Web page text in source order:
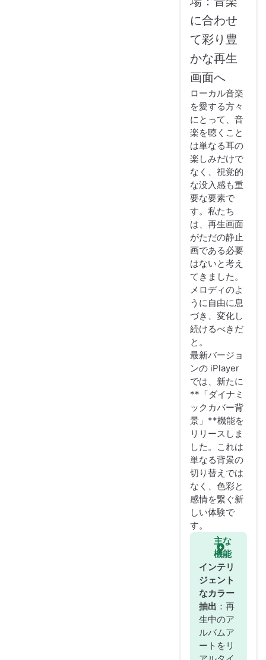
に合わせ
て彩り豊
かな再生
画面へ
ローカル音楽
を愛する方々
にとって、音
楽を聴くこと
は単なる耳の
楽しみだけで
なく、視覚的
な没入感も重
要な要素で
す。私たち
は、再生画面
がただの静止
画である必要
はないと考え
てきました。
メロディのよ
うに自由に息
づき、変化し
続けるべきだ
と。
最新バージョ
ンの iPlayer
では、新たに
**「ダイナミ
ックカバー背
景」**機能を
リリースしま
した。これは
単なる背景の
切り替えでは
なく、色彩と
感情を繋ぐ新
しい体験で
す。
主な
機能
インテリ
ジェント
なカラー
抽出 ：再
生中のア
ルバムア
ートをリ